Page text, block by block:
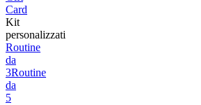
Card
Kit
personalizzati
Routine
da
3Routine
da
5